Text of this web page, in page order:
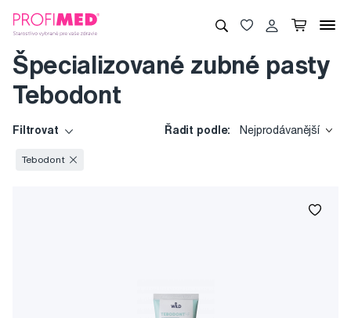
Špecializované zubné pasty
Tebodont
Filtrovat Řadit podle: Nejprodávanější
Tebodont